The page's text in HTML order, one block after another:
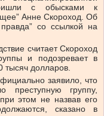
с обысками к
Анне Скороход. Об
со ссылкой на
считает Скороход
и подозревает в
тысяч долларов.
заявило, что
группу,
этом не назвав его
сказано в